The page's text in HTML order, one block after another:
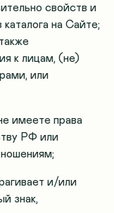
свойств и
каталога на Сайте;
к лицам, (не)
или
имеете права
РФ или
и/или
знак,